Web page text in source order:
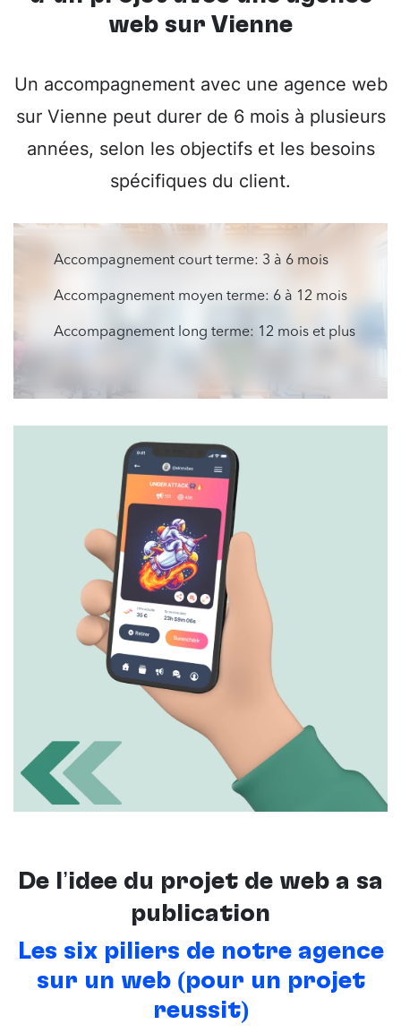
web sur Vienne
Un accompagnement avec une agence web
sur Vienne peut durer de 6 mois à plusieurs
années, selon les objectifs et les besoins
spécifiques du client.
Accompagnement court terme: 3 à 6 mois
Accompagnement moyen terme: 6 à 12 mois
Accompagnement long terme: 12 mois et plus
De l’idée du projet de web à sa
publication
Les six piliers de notre agence
sur un web (pour un projet
réussit)